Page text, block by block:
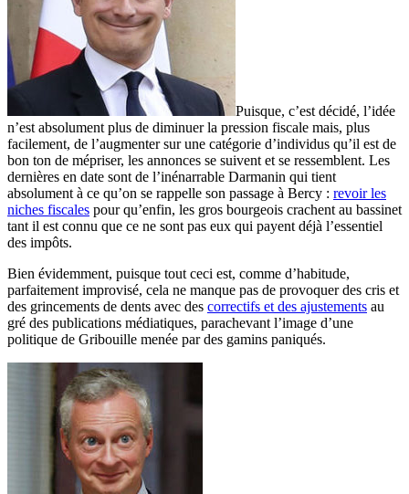
Puisque, c’est décidé, l’idée
n’est absolument plus de diminuer la pression fiscale mais, plus
facilement, de l’augmenter sur une catégorie d’individus qu’il est de
bon ton de mépriser, les annonces se suivent et se ressemblent. Les
dernières en date sont de l’inénarrable Darmanin qui tient
absolument à ce qu’on se rappelle son passage à Bercy : revoir les
niches fiscales pour qu’enfin, les gros bourgeois crachent au bassinet
tant il est connu que ce ne sont pas eux qui payent déjà l’essentiel
des impôts.
Bien évidemment, puisque tout ceci est, comme d’habitude,
parfaitement improvisé, cela ne manque pas de provoquer des cris et
des grincements de dents avec des correctifs et des ajustements au
gré des publications médiatiques, parachevant l’image d’une
politique de Gribouille menée par des gamins paniqués.